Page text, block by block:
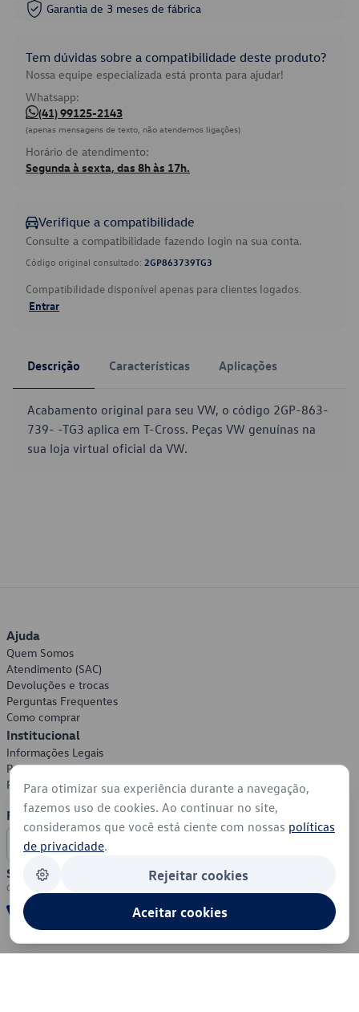
Garantia de 3 meses de fábrica
Tem dúvidas sobre a compatibilidade deste produto?
Nossa equipe especializada está pronta para ajudar!
Whatsapp:
(41) 99125-2143
(apenas mensagens de texto, não atendemos ligações)
Horário de atendimento:
Segunda à sexta, das 8h às 17h.
Verifique a compatibilidade
Consulte a compatibilidade fazendo login na sua conta.
Código original consultado: 2GP863739TG3
Compatibilidade disponível apenas para clientes logados.
Entrar
Descrição Características Aplicações
Acabamento original para seu VW, o código 2GP-863-
739- -TG3 aplica em T-Cross. Peças VW genuínas na
sua loja virtual oficial da VW.
Ajuda
Quem Somos
Atendimento (SAC)
Devoluções e trocas
Perguntas Frequentes
Como comprar
Institucional
Informações Legais
Política de Privacidade
Política de Cookies
Formas de Pagamento
Segurança
Para otimizar sua experiência durante a navegação,
fazemos uso de cookies. Ao continuar no site,
consideramos que você está ciente com nossas políticas
de privacidade.
Rejeitar cookies
Aceitar cookies